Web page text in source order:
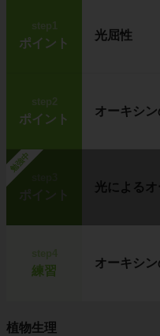
step1
ポイント
光屈性
step2
ポイント
オーキシ
勉強中
ポイント
光による
練習
オーキシン
植物生理